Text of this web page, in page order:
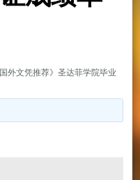
国外文凭推荐》圣达菲学院毕业